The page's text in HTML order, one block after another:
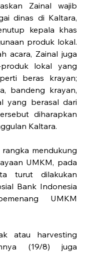
Zainal wajib
dinas di Kaltara,
kepala khas
produk lokal.
acara, Zainal juga
lokal yang
beras krayan;
bandeng krayan,
yang berasal dari
diharapkan
Kaltara.
mendukung
UMKM, pada
turut dilakukan
Bank Indonesia
UMKM
atau harvesting
(19/8) juga